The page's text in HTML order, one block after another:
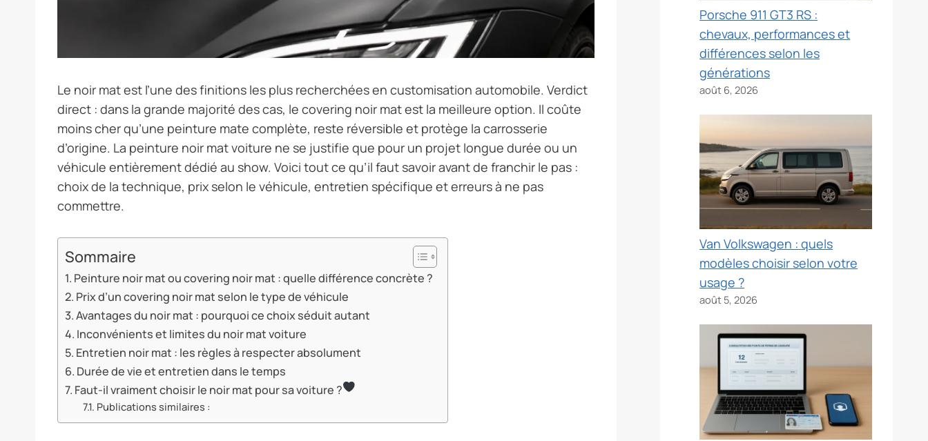
Le noir mat est l’une des finitions les plus recherchées en customisation automobile. Verdict
direct : dans la grande majorité des cas, le covering noir mat est la meilleure option. Il coûte
moins cher qu’une peinture mate complète, reste réversible et protège la carrosserie
d’origine. La peinture noir mat voiture ne se justifie que pour un projet longue durée ou un
véhicule entièrement dédié au show. Voici tout ce qu’il faut savoir avant de franchir le pas :
choix de la technique, prix selon le véhicule, entretien spécifique et erreurs à ne pas
commettre.
Sommaire
Peinture noir mat ou covering noir mat : quelle différence concrète ?
Prix d’un covering noir mat selon le type de véhicule
Avantages du noir mat : pourquoi ce choix séduit autant
Inconvénients et limites du noir mat voiture
Entretien noir mat : les règles à respecter absolument
Durée de vie et entretien dans le temps
Faut-il vraiment choisir le noir mat pour sa voiture ?
Publications similaires :
Porsche 911 GT3 RS :
chevaux, performances et
différences selon les
générations
août 6, 2026
Van Volkswagen : quels
modèles choisir selon votre
usage ?
août 5, 2026